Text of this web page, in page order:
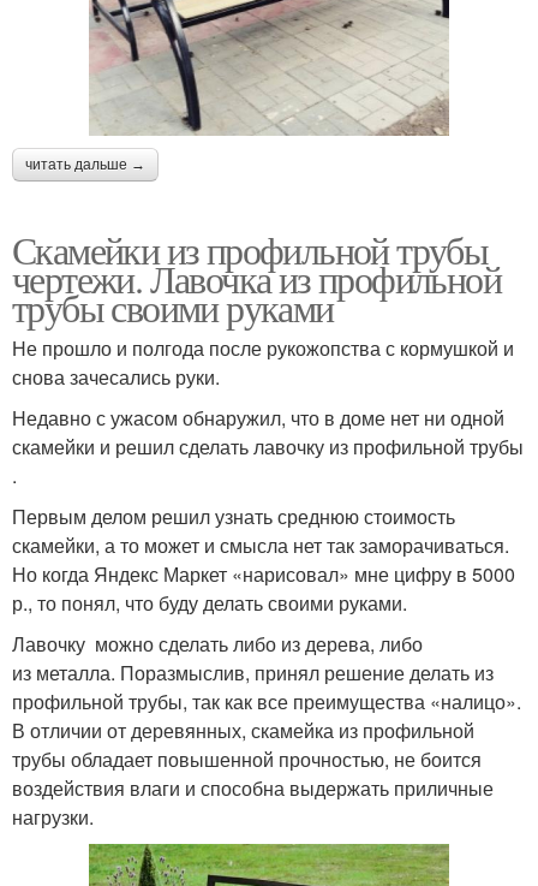
читать дальше →
Скамейки из профильной трубы
чертежи. Лавочка из профильной
трубы своими руками
Не прошло и полгода после рукожопства с кормушкой и
снова зачесались руки.
Недавно с ужасом обнаружил, что в доме нет ни одной
скамейки и решил сделать лавочку из профильной трубы
.
Первым делом решил узнать среднюю стоимость
скамейки, а то может и смысла нет так заморачиваться.
Но когда Яндекс Маркет «нарисовал» мне цифру в 5000
р., то понял, что буду делать своими руками.
Лавочку можно сделать либо из дерева, либо
из металла. Поразмыслив, принял решение делать из
профильной трубы, так как все преимущества «налицо».
В отличии от деревянных, скамейка из профильной
трубы обладает повышенной прочностью, не боится
воздействия влаги и способна выдержать приличные
нагрузки.